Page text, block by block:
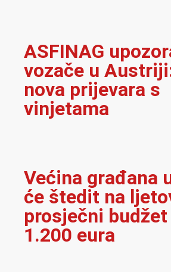
ASFINAG
vozače u
nova prijevara s
vinjetama
Većina građana
će štedit na
prosječni budžet
1.200 eura